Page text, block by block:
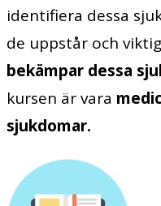
identifiera dessa
de uppstår och
bekämpar dessa
kursen är vara
sjukdomar.